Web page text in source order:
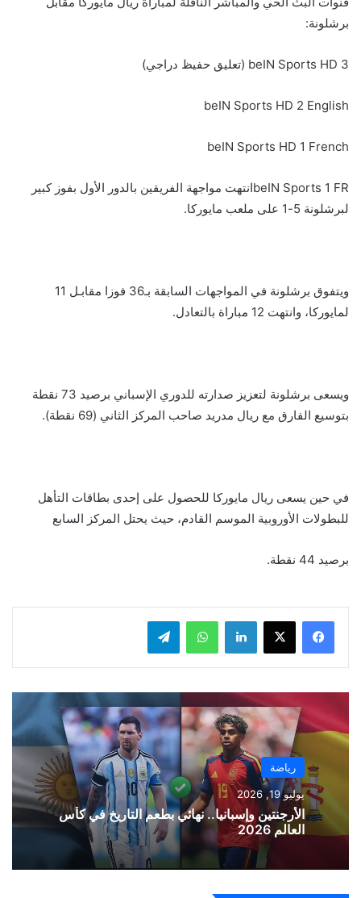
برشلونة:
beIN Sports HD 3 (تعليق حفيظ دراجي)
beIN Sports HD 2 English
beIN Sports HD 1 French
beIN Sports 1 FRانتهت مواجهة الفريقين بالدور الأول بفوز كبير
لبرشلونة 5-1 على ملعب مايوركا.
ويتفوق برشلونة في المواجهات السابقة بـ36 فوزا مقابـل 11
لمايوركا، وانتهت 12 مباراة بالتعادل.
ويسعى برشلونة لتعزيز صدارته للدوري الإسباني برصيد 73 نقطة
بتوسيع الفارق مع ريال مدريد صاحب المركز الثاني (69 نقطة).
في حين يسعى ريال مايوركا للحصول على إحدى بطاقات التأهل
للبطولات الأوروبية الموسم القادم، حيث يحتل المركز السابع
برصيد 44 نقطة.
لينكدإن واتساب
رياضة
يوليو 19, 2026
الأرجنتين وإسبانيا.. نهائي بطعم التاريخ في كأس
العالم 2026